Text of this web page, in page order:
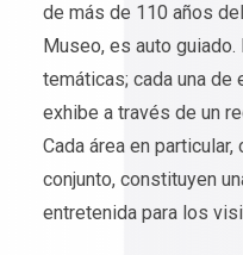
de más de 110 años
Museo, es auto
temáticas; cada una de
exhibe a través de un
Cada área en
conjunto, constituyen
entretenida para los